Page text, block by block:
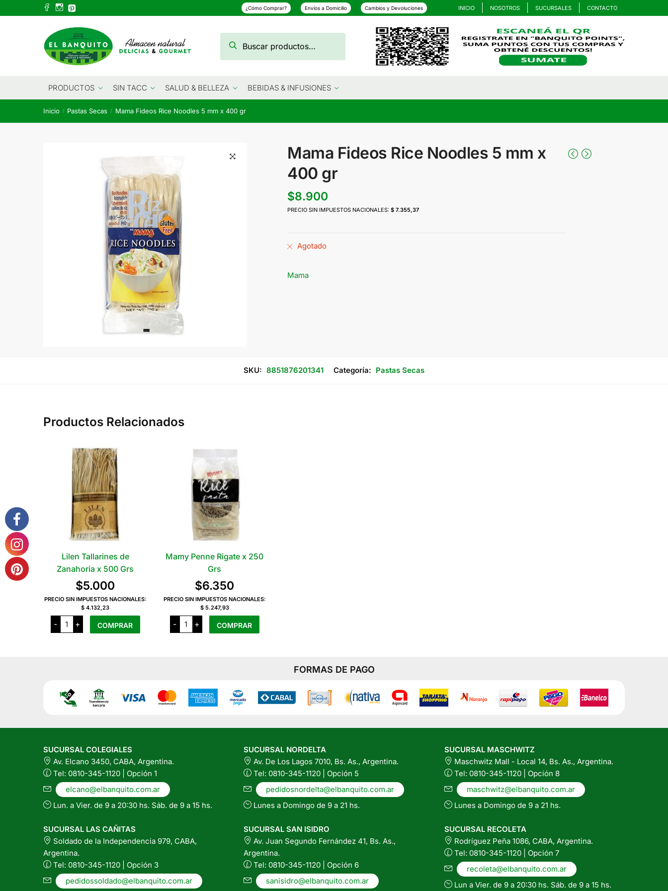
to
to
¿Cómo Comprar? Envíos a Domicilio Cambios y Devoluciones INICIO NOSOTROS SUCURSALES CONTACTO
por:
Buscar
PRODUCTOS SIN TACC SALUD & BELLEZA BEBIDAS & INFUSIONES
Inicio / Pastas Secas / Mama Fideos Rice Noodles 5 mm x 400 gr
Mama Fideos Rice Noodles 5 mm x
400 gr
$8.900
PRECIO SIN IMPUESTOS NACIONALES:$ 7.355,37
Agotado
Mama
SKU: 8851876201341 Categoría: Pastas Secas
Productos Relacionados
Lilen Tallarines de
Zanahoria x 500 Grs
$5.000
PRECIO SIN IMPUESTOS NACIONALES:
$ 4.132,23
-
Lilen
Tallarines
de
+ COMPRAR
Mamy Penne Rigate x 250
Grs
$6.350
PRECIO SIN IMPUESTOS NACIONALES:
$ 5.247,93
-
Mamy
Penne
Rigate
+ COMPRAR
FORMAS DE PAGO
SUCURSAL COLEGIALES
Av. Elcano 3450, CABA, Argentina.
Tel: 0810-345-1120 | Opción 1
elcano@elbanquito.com.ar
Lun. a Vier. de 9 a 20:30 hs. Sáb. de 9 a 15 hs.
SUCURSAL LAS CAÑITAS
Soldado de la Independencia 979, CABA,
Argentina.
Tel: 0810-345-1120 | Opción 3
pedidossoldado@elbanquito.com.ar
SUCURSAL NORDELTA
Av. De Los Lagos 7010, Bs. As., Argentina.
Tel: 0810-345-1120 | Opción 5
pedidosnordelta@elbanquito.com.ar
Lunes a Domingo de 9 a 21 hs.
SUCURSAL SAN ISIDRO
Av. Juan Segundo Fernández 41, Bs. As.,
Argentina.
Tel: 0810-345-1120 | Opción 6
sanisidro@elbanquito.com.ar
SUCURSAL MASCHWITZ
Maschwitz Mall - Local 14, Bs. As., Argentina.
Tel: 0810-345-1120 | Opción 8
maschwitz@elbanquito.com.ar
Lunes a Domingo de 9 a 21 hs.
SUCURSAL RECOLETA
Rodríguez Peña 1086, CABA, Argentina.
Tel: 0810-345-1120 | Opción 7
recoleta@elbanquito.com.ar
Lun a Vier. de 9 a 20:30 hs. Sáb. de 9 a 15 hs.